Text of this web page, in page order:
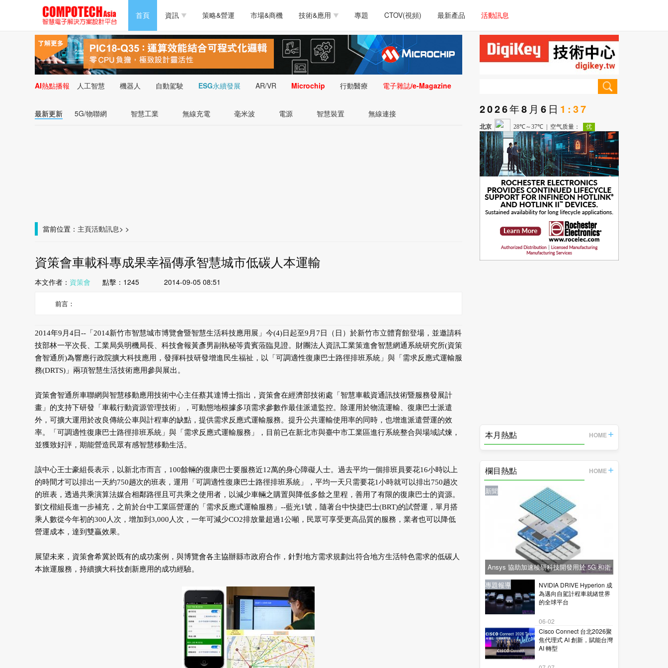
首頁 資訊
半導體/零組件 測試量測 通訊/網路
PC/周邊 醫療電子
新能源 人工智慧 安防監控
策略&營運 市場&商機 技術&應用
智慧設計 電源技術
醫療電子 通訊&網路
類比技術 LED/照明技術 微處理器/微控制器
嵌入技術 感測技術
專題 CTOV(視頻) 最新產品 活動訊息
PC/周邊 軟體/工具 醫療電子
新能源 安防監控
醫療電子 通訊&網路 介面技術
類比技術 LED/照明技術 微處理器/微控制器
嵌入技術 感測技術 量測儀器
智慧型視覺影像/監
控技術
AI熱點播報 人工智慧 機器人 自動駕駛 ESG永續發展 AR/VR Microchip 行動醫療 電子雜誌/e-Magazine
最新更新 5G/物聯網 智慧工業 無線充電 毫米波 電源 智慧裝置 無線連接
當前位置： 主頁 >
活動訊息 >
資策會車載科專成果幸福傳承智慧城市低碳人本運輸
本文作者： 資策會 點擊： 1245 2014-09-05 08:51
前言：
2014年9月4日--「2014新竹市智慧城市博覽會暨智慧生活科技應用展」今(4)日起至9月7日（日）於新竹市立體育館登場，並邀請科
技部林一平次長、工業局吳明機局長、科技會報黃彥男副執秘等貴賓蒞臨見證。財團法人資訊工業策進會智慧網通系統研究所(資策
會智通所)為響應行政院擴大科技應用，發揮科技研發增進民生福祉，以「可調適性復康巴士路徑排班系統」與「需求反應式運輸服
務(DRTS)」兩項智慧生活技術應用參與展出。
資策會智通所車聯網與智慧移動應用技術中心主任蔡其達博士指出，資策會在經濟部技術處「智慧車載資通訊技術暨服務發展計
畫」的支持下研發「車載行動資源管理技術」，可動態地根據多項需求參數作最佳派遣監控。除運用於物流運輸、復康巴士派遣
外，可擴大運用於改良傳統公車與計程車的缺點，提供需求反應式運輸服務。提升公共運輸使用率的同時，也增進派遣營運的效
率。「可調適性復康巴士路徑排班系統」與「需求反應式運輸服務」，目前已在新北市與臺中市工業區進行系統整合與場域試煉，
並獲致好評，期能營造民眾有感智慧移動生活。
該中心王士豪組長表示，以新北市而言，100餘輛的復康巴士要服務近12萬的身心障礙人士。過去平均一個排班員要花16小時以上
的時間才可以排出一天約750趟次的班表，運用「可調適性復康巴士路徑排班系統」，平均一天只需要花1小時就可以排出750趟次
的班表，透過共乘演算法媒合相鄰路徑且可共乘之使用者，以減少車輛之購置與降低多餘之里程，善用了有限的復康巴士的資源。
劉文楷組長進一步補充，之前於台中工業區營運的「需求反應式運輸服務」--藍光1號，隨著台中快捷巴士(BRT)的試營運，單月搭
乘人數從今年初的300人次，增加到3,000人次，一年可減少CO2排放量超過1公噸，民眾可享受更高品質的服務，業者也可以降低
營運成本，達到雙贏效果。
展望未來，資策會希冀於既有的成功案例，與博覽會各主協辦縣市政府合作，針對地方需求規劃出符合地方生活特色需求的低碳人
本旅運服務，持續擴大科技創新應用的成功經驗。
2026年8月6日 1:37
本月熱點 HOME
欄目熱點 HOME
新聞
Ansys 協助加速稜研科技開發用於 5G 和衛
星通訊的下一代毫米波技術
新聞
NVIDIA DRIVE Hyperion 成
為邁向自駕計程車就緒世界
的全球平台
06-02
新聞
Cisco Connect 台北2026聚
焦代理式 AI 創新，賦能台灣
AI 轉型
專題報導
新聞
專題報導